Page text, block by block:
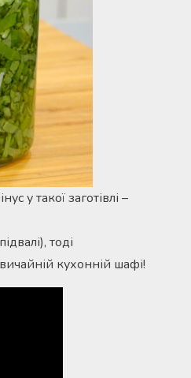
у такої заготівлі –
тоді
кухонній шафі!